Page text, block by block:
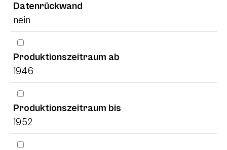
Datenrückwand
nein
Produktionszeitraum ab
1946
Produktionszeitraum bis
1952